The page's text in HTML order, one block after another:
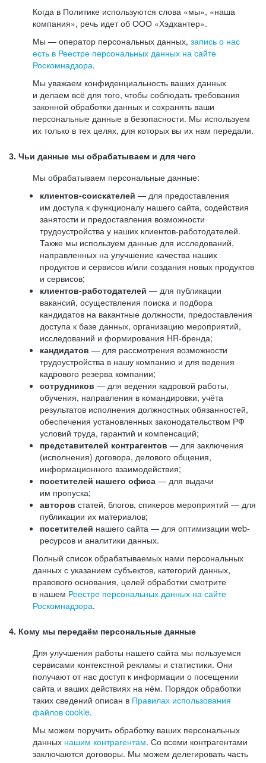
Когда в Политике используются слова «мы», «наша
компания», речь идет об ООО «Хэдхантер».
Мы — оператор персональных данных, запись о нас
есть в Реестре персональных данных на сайте
Роскомнадзора.
Мы уважаем конфиденциальность ваших данных
и делаем всё для того, чтобы соблюдать требования
законной обработки данных и сохранять ваши
персональные данные в безопасности. Мы используем
их только в тех целях, для которых вы их нам передали.
3. Чьи данные мы обрабатываем и для чего
Мы обрабатываем персональные данные:
клиентов-соискателей — для предоставления
им доступа к функционалу нашего сайта, содействия
занятости и предоставления возможности
трудоустройства у наших клиентов-работодателей.
Также мы используем данные для исследований,
направленных на улучшение качества наших
продуктов и сервисов и/или создания новых продуктов
и сервисов;
клиентов-работодателей — для публикации
вакансий, осуществления поиска и подбора
кандидатов на вакантные должности, предоставления
доступа к базе данных, организацию мероприятий,
исследований и формирования HR-бренда;
кандидатов — для рассмотрения возможности
трудоустройства в нашу компанию и для ведения
кадрового резерва компании;
сотрудников — для ведения кадровой работы,
обучения, направления в командировки, учёта
результатов исполнения должностных обязанностей,
обеспечения установленных законодательством РФ
условий труда, гарантий и компенсаций;
представителей контрагентов — для заключения
(исполнения) договора, делового общения,
информационного взаимодействия;
посетителей нашего офиса — для выдачи
им пропуска;
авторов статей, блогов, спикеров мероприятий — для
публикации их материалов;
посетителей нашего сайта — для оптимизации web-
ресурсов и аналитики данных.
Полный список обрабатываемых нами персональных
данных с указанием субъектов, категорий данных,
правового основания, целей обработки смотрите
в нашем Реестре персональных данных на сайте
Роскомнадзора.
4. Кому мы передаём персональные данные
Для улучшения работы нашего сайта мы пользуемся
сервисами контекстной рекламы и статистики. Они
получают от нас доступ к информации о посещении
сайта и ваших действиях на нём. Порядок обработки
таких сведений описан в Правилах использования
файлов cookie.
Мы можем поручить обработку ваших персональных
данных нашим контрагентам. Со всеми контрагентами
заключаются договоры. Мы можем делегировать часть